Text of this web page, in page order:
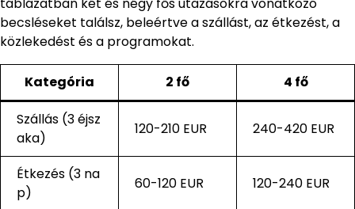
táblázatban két és négy fős utazásokra vonatkozó
becsléseket találsz, beleértve a szállást, az étkezést, a
közlekedést és a programokat.
Kategória 2 fő 4 fő
Szállás (3 éjsz
aka)
120-210 EUR 240-420 EUR
Étkezés (3 na
p)
60-120 EUR 120-240 EUR